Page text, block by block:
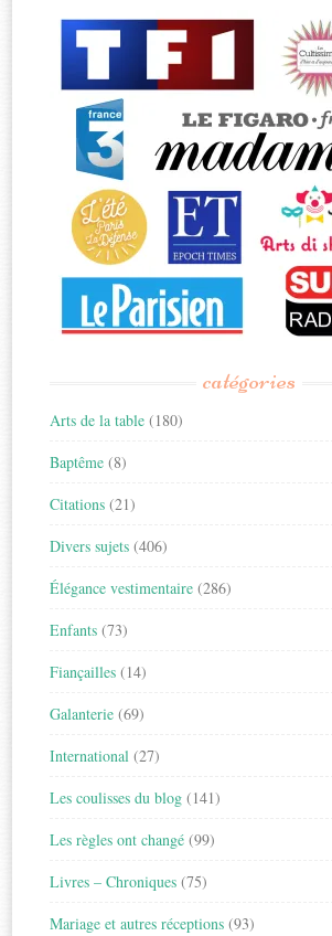
catégories
Arts de la table (180)
Baptême (8)
Citations (21)
Divers sujets (406)
Élégance vestimentaire (286)
Enfants (73)
Fiançailles (14)
Galanterie (69)
International (27)
Les coulisses du blog (141)
Les règles ont changé (99)
Livres – Chroniques (75)
Mariage et autres réceptions (93)